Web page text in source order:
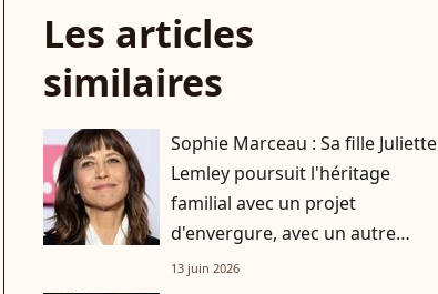
Les articles
similaires
Sophie Marceau : Sa fille Juliette
Lemley poursuit l'héritage
familial avec un projet
d'envergure, avec un autre
enfant du sérail
13 juin 2026